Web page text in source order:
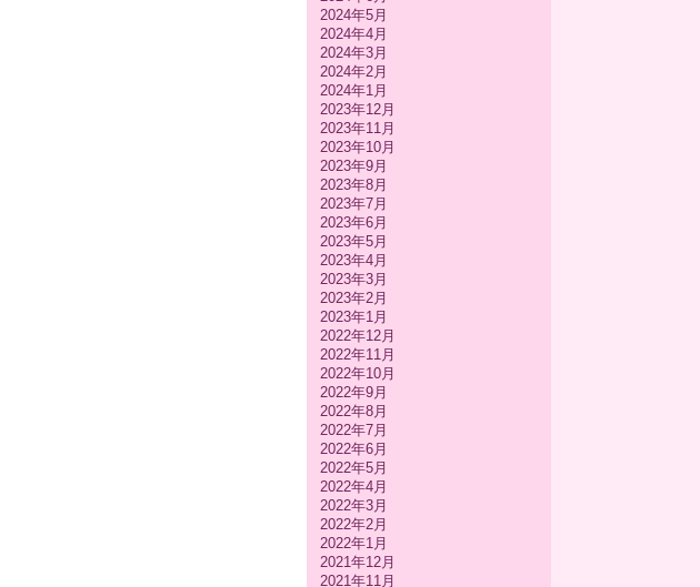
2024年5月
2024年4月
2024年3月
2024年2月
2024年1月
2023年12月
2023年11月
2023年10月
2023年9月
2023年8月
2023年7月
2023年6月
2023年5月
2023年4月
2023年3月
2023年2月
2023年1月
2022年12月
2022年11月
2022年10月
2022年9月
2022年8月
2022年7月
2022年6月
2022年5月
2022年4月
2022年3月
2022年2月
2022年1月
2021年12月
2021年11月